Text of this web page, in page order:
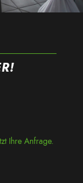
Ihre Anfrage.